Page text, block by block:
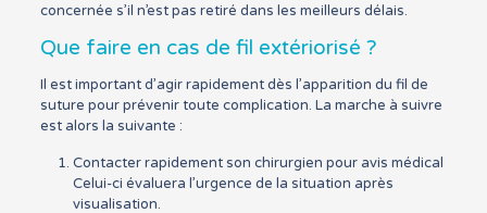
concernée s’il n’est pas retiré dans les meilleurs délais.
Que faire en cas de fil extériorisé ?
Il est important d’agir rapidement dès l’apparition du fil de
suture pour prévenir toute complication. La marche à suivre
est alors la suivante :
Contacter rapidement son chirurgien pour avis médical
Celui-ci évaluera l’urgence de la situation après
visualisation.